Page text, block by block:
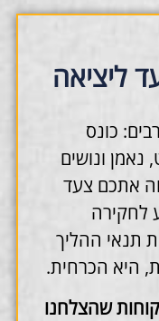
ליציאה
כונס
ונושים
אתכם צעד
לחקירה
תנאי ההליך
היא הכרחית.
לקוחות שהצלחנו